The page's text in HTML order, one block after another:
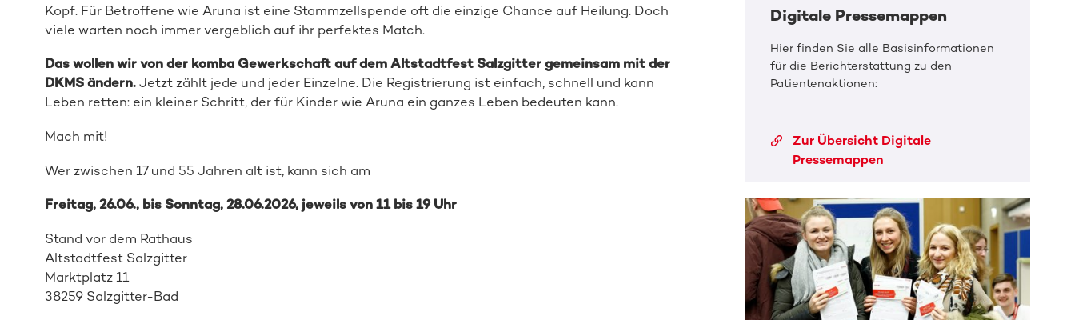
Kopf. Für Betroffene wie Aruna ist eine Stammzellspende oft die einzige Chance auf Heilung. Doch
viele warten noch immer vergeblich auf ihr perfektes Match.
Das wollen wir von der komba Gewerkschaft auf dem Altstadtfest Salzgitter gemeinsam mit der
DKMS ändern.Jetzt zählt jede und jeder Einzelne. Die Registrierung ist einfach, schnell und kann
Leben retten: ein kleiner Schritt, der für Kinder wie Aruna ein ganzes Leben bedeuten kann.
Mach mit!
Wer zwischen 17 und 55 Jahren alt ist, kann sich am
Freitag, 26.06., bis Sonntag, 28.06.2026, jeweils von 11 bis 19 Uhr
Stand vor dem Rathaus
Altstadtfest Salzgitter
Marktplatz 11
38259 Salzgitter-Bad
Digitale Pressemappen
Hier finden Sie alle Basisinformationen
für die Berichterstattung zu den
Patientenaktionen:
Zur Übersicht Digitale
Pressemappen
Mehr zur Aktion